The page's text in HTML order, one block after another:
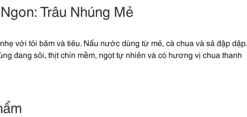
Trâu Nhúng Mẻ
với tỏi băm và tiêu. Nấu nước dùng từ mẻ, cà chua và sả đập dập.
đang sôi, thịt chín mềm, ngọt tự nhiên và có hương vị chua thanh